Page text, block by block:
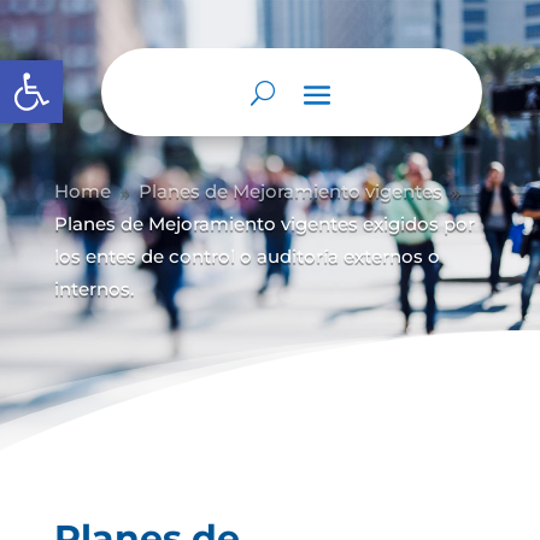
Abrir barra de herramientas
Home 9 Planes de Mejoramiento vigentes 9
Planes de Mejoramiento vigentes exigidos por
los entes de control o auditoría externos o
internos.